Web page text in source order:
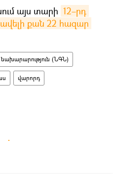
այս տարի 12–րդ
քան 22 հազար
(ՆԳՆ)
վարորդ